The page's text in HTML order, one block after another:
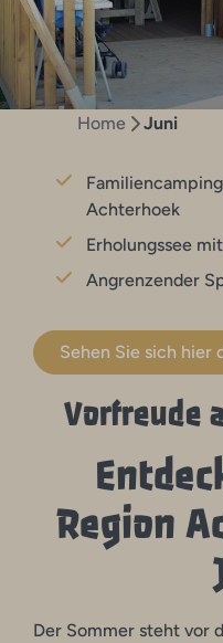
Home Juni
Achterhoek
Erholungssee
Angrenzender
Sehen Sie sich hier
Vorfreude
Region
Der Sommer steht vor